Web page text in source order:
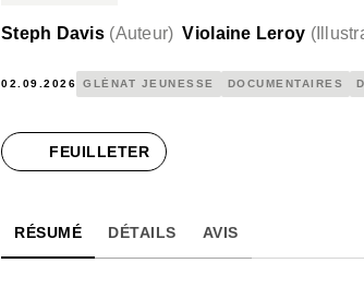
Steph Davis (Auteur) Violaine Leroy (
02.09.2026 GLÉNAT JEUNESSE DOCUMENTAIRES
FEUILLETER
RÉSUMÉ DÉTAILS AVIS